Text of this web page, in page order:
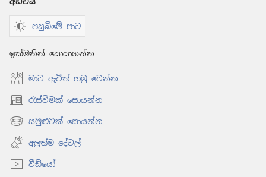
පසුබිමේ පාට
ඉක්මනින් සොයාගන්න
මාව ඇවිත් හමු වෙන්න
රැස්වීමක් සොයන්න
(opens
new
window)
සමුළුවක් සොයන්න
(opens
new
window)
අලුත්ම දේවල්
වීඩියෝ